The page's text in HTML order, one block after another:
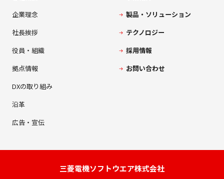
三菱電機ソフトウエア株式会社
企業理念
社長挨拶
役員・組織
拠点情報
DXの取り組み
沿革
広告・宣伝
製品・ソリューション
テクノロジー
採用情報
お問い合わせ